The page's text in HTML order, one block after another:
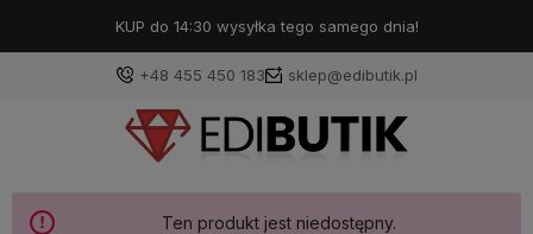
KUP do 14:30 wysyłka tego samego dnia!
+48 455 450 183 sklep@edibutik.pl
Ten produkt jest niedostępny.